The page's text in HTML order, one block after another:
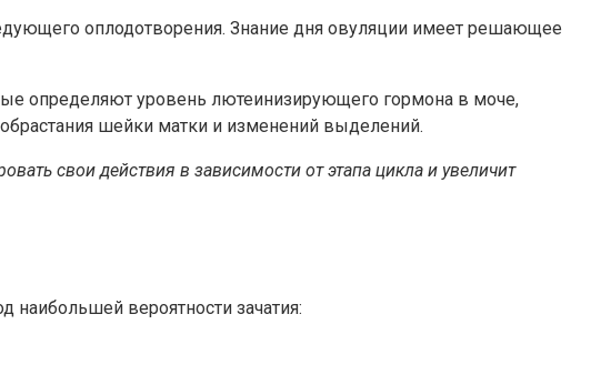
оплодотворения. Знание дня овуляции имеет решающее
определяют уровень лютеинизирующего гормона в моче,
шейки матки и изменений выделений.
свои действия в зависимости от этапа цикла и увеличит
вероятности зачатия: